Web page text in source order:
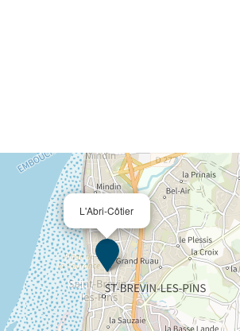
L'Abri-Côtier